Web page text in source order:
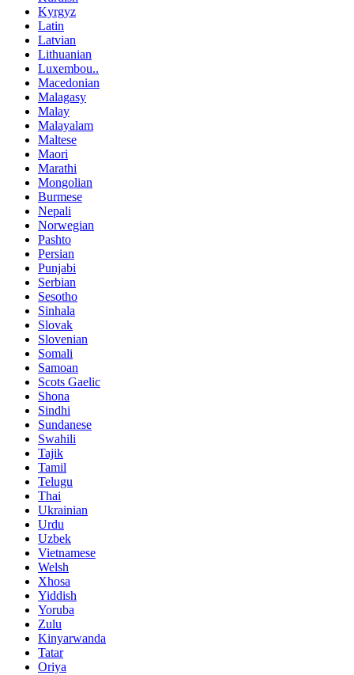
Kyrgyz
Latin
Latvian
Lithuanian
Luxembou..
Macedonian
Malagasy
Malay
Malayalam
Maltese
Maori
Marathi
Mongolian
Burmese
Nepali
Norwegian
Pashto
Persian
Punjabi
Serbian
Sesotho
Sinhala
Slovak
Slovenian
Somali
Samoan
Scots Gaelic
Shona
Sindhi
Sundanese
Swahili
Tajik
Tamil
Telugu
Thai
Ukrainian
Urdu
Uzbek
Vietnamese
Welsh
Xhosa
Yiddish
Yoruba
Zulu
Kinyarwanda
Tatar
Oriya